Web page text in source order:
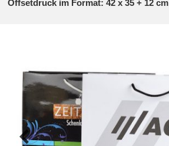
Offsetdruck im Format: 42 x 35 + 12 cm